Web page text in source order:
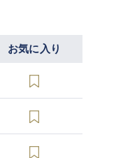
お気に入り